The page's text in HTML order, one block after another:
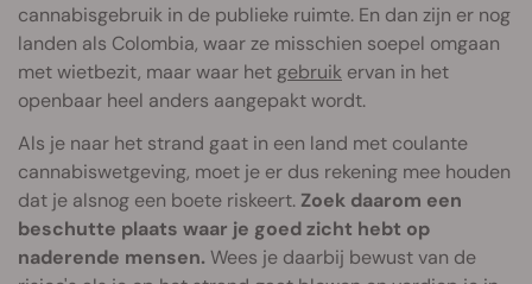
cannabisgebruik in de publieke ruimte. En dan zijn er nog
landen als Colombia, waar ze misschien soepel omgaan
met wietbezit, maar waar het gebruik ervan in het
openbaar heel anders aangepakt wordt.
Als je naar het strand gaat in een land met coulante
cannabiswetgeving, moet je er dus rekening mee houden
dat je alsnog een boete riskeert. Zoek daarom een
beschutte plaats waar je goed zicht hebt op
naderende mensen. Wees je daarbij bewust van de